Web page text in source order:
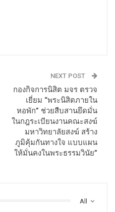
NEXT POST
กองกิจการนิสิต มจร ตรวจ
เยี่ยม “พระนิสิตภายใน
หอพัก” ช่วยสืบสานยึดมั่น
ในกฎระเบียนงานคณะสงฆ์
มหาวิทยาลัยสงฆ์ สร้าง
ภูมิคุ้มกันทางใจ แบบแผน
ให้มั่นคงในพระธรรมวินัย”
All